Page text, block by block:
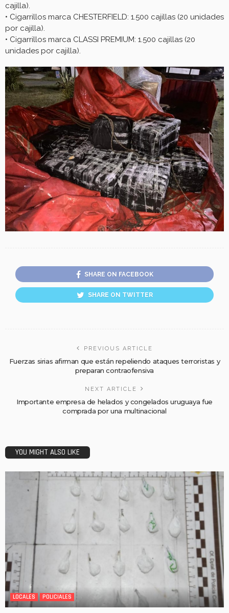
cajilla).
• Cigarrillos marca CHESTERFIELD: 1.500 cajillas (20 unidades
por cajilla).
• Cigarrillos marca CLASSI PREMIUM: 1.500 cajillas (20
unidades por cajilla).
SHARE ON FACEBOOK
SHARE ON TWITTER
PREVIOUS ARTICLE
Fuerzas sirias afirman que están repeliendo ataques terroristas y
preparan contraofensiva
NEXT ARTICLE
Importante empresa de helados y congelados uruguaya fue
comprada por una multinacional
YOU MIGHT ALSO LIKE
LOCALES POLICIALES